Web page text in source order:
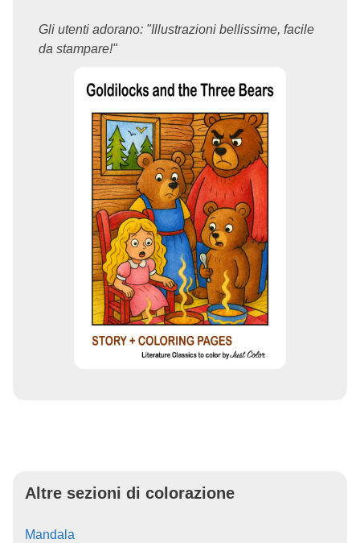
Gli utenti adorano: "Illustrazioni bellissime, facile
da stampare!"
Altre sezioni di colorazione
Mandala